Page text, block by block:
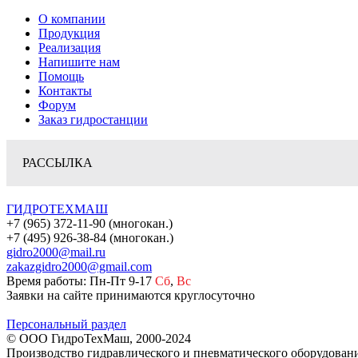
О компании
Продукция
Реализация
Напишите нам
Помощь
Контакты
Форум
Заказ гидростанции
РАССЫЛКА
ГИДРОТЕХМАШ
+7 (965) 372-11-90 (многокан.)
+7 (495) 926-38-84 (многокан.)
gidro2000@mail.ru
zakazgidro2000@gmail.com
Время работы: Пн-Пт 9-17 Сб, Вс
Заявки на сайте принимаются круглосуточно
Персональный раздел
© ООО ГидроТехМаш, 2000-2024
Производство гидравлического и пневматического